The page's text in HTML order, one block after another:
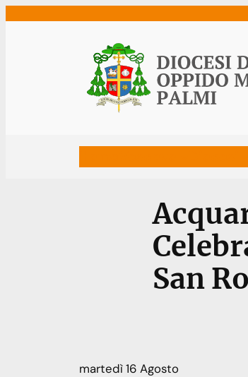
San
martedì16 Agosto